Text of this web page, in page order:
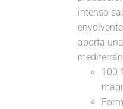
intenso
aporta
100